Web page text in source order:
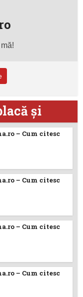
şi
– Cum citesc
– Cum citesc
– Cum citesc
– Cum citesc